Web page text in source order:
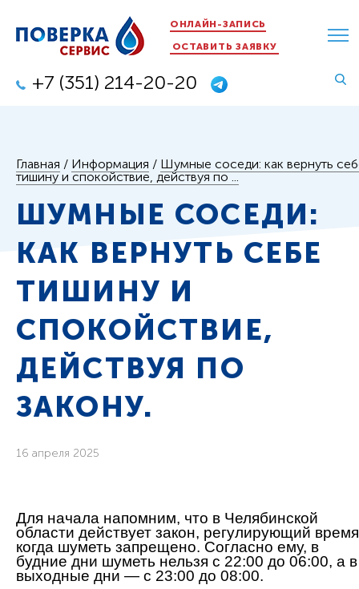
ОНЛАЙН-ЗАПИСЬ
ОСТАВИТЬ ЗАЯВКУ
+7 (351) 214-20-20
Главная / Информация / Шумные соседи: как вернуть
тишину и спокойствие, действуя по ...
ШУМНЫЕ СОСЕДИ:
КАК ВЕРНУТЬ СЕБЕ
ТИШИНУ И
СПОКОЙСТВИЕ,
ДЕЙСТВУЯ ПО
ЗАКОНУ.
16 апреля 2025
Для начала напомним, что в Челябинской
области действует закон, регулирующий
когда шуметь запрещено. Согласно ему, в
будние дни шуметь нельзя с 22:00 до 06:00, а в
выходные дни — с 23:00 до 08:00.